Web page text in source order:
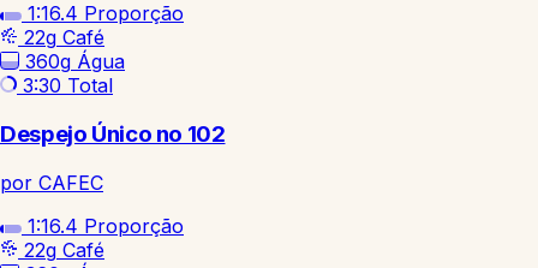
1:16.4 Proporção
22g Café
360g Água
3:30 Total
Despejo Único no 102
por CAFEC
1:16.4 Proporção
22g Café